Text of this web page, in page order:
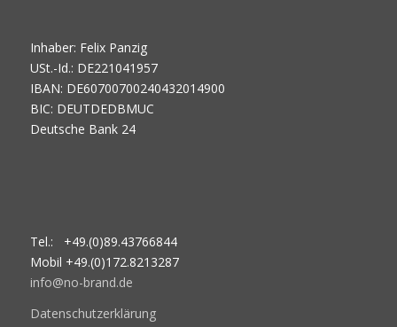
Inhaber: Felix Panzig
USt.-Id.: DE221041957
IBAN: DE60700700240432014900
BIC: DEUTDEDBMUC
Deutsche Bank 24
Tel.: +49.(0)89.43766844
Mobil +49.(0)172.8213287
info@no-brand.de
Datenschutzerklärung